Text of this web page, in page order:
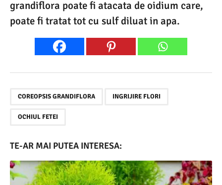
grandiflora poate fi atacata de oidium care,
poate fi tratat tot cu sulf diluat in apa.
COREOPSIS GRANDIFLORA INGRIJIRE FLORI
OCHIUL FETEI
TE-AR MAI PUTEA INTERESA: